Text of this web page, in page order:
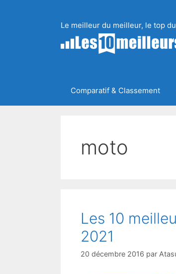
Le meilleur du meilleur, le top
Comparatif & Classement
moto
Les 10
2021
20 décembre 2016 par